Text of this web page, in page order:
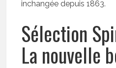
inchangée depuis 1863.
Sélection
La nouvelle